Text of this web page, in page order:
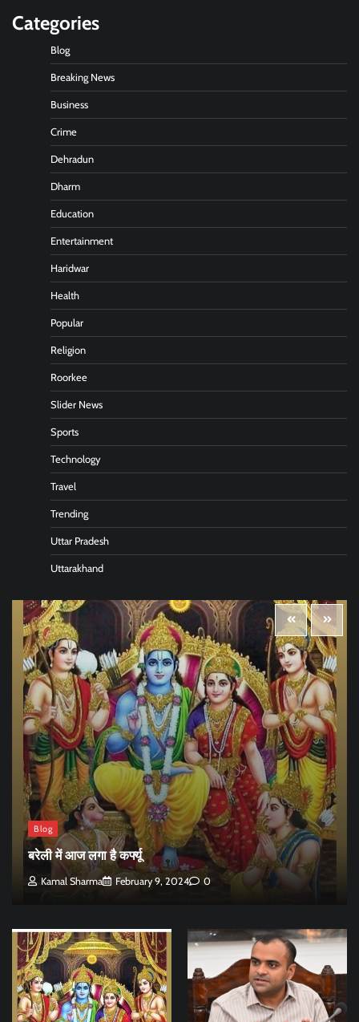
Categories
Blog
Breaking News
Business
Crime
Dehradun
Dharm
Education
Entertainment
Haridwar
Health
Popular
Religion
Roorkee
Slider News
Sports
Technology
Travel
Trending
Uttar Pradesh
Uttarakhand
Blog
बरेली में आज लगा है कर्फ्यू
Kamal Sharma February 9, 2024 0